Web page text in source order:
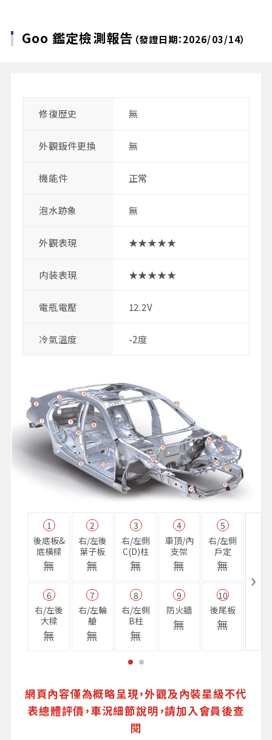
Goo 鑑定檢測報告 （發證日期：2026/03/14）
修復歴史 無
外觀鈑件更換 無
機能件 正常
泡水跡象 無
外觀表現 ★★★★★
内装表現 ★★★★★
電瓶電壓 12.2V
冷氣溫度 -2度
1
後底板&
底橫樑
無
2
右/左後
葉子板
無
3
右/左側
C(D)柱
無
4
車頂/內
支架
無
5
右/左側
戶定
無
6
右/左後
大樑
無
7
右/左輪
艙
無
8
右/左側
B柱
無
9
防火牆
無
10
後尾板
無
網頁內容僅為概略呈現，外觀及內裝星級不代
表總體評價，車況細節說明，請加入會員後查
閱